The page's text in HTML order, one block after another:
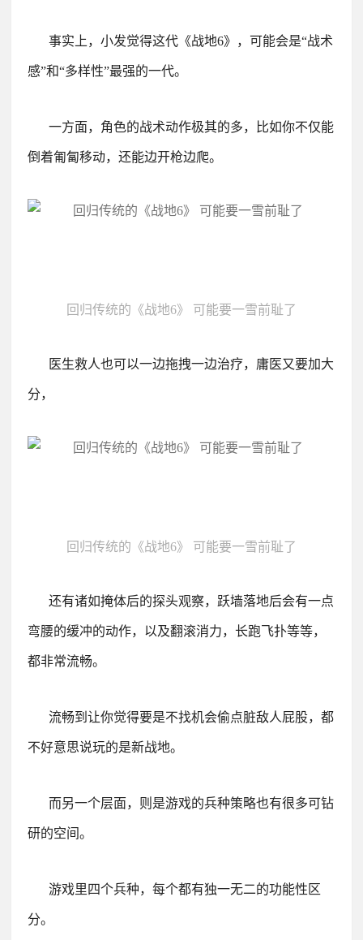
事实上，小发觉得这代《战地6》，可能会是“战术
感”和“多样性”最强的一代。
一方面，角色的战术动作极其的多，比如你不仅能
倒着匍匐移动，还能边开枪边爬。
回归传统的《战地6》 可能要一雪前耻了
医生救人也可以一边拖拽一边治疗，庸医又要加大
分，
回归传统的《战地6》 可能要一雪前耻了
还有诸如掩体后的探头观察，跃墙落地后会有一点
弯腰的缓冲的动作，以及翻滚消力，长跑飞扑等等，
都非常流畅。
流畅到让你觉得要是不找机会偷点脏敌人屁股，都
不好意思说玩的是新战地。
而另一个层面，则是游戏的兵种策略也有很多可钻
研的空间。
游戏里四个兵种，每个都有独一无二的功能性区
分。